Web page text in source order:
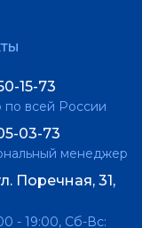
15-73
по всей России
03-73
менеджер
Поречная, 31,
- 19:00, Сб-Вс: